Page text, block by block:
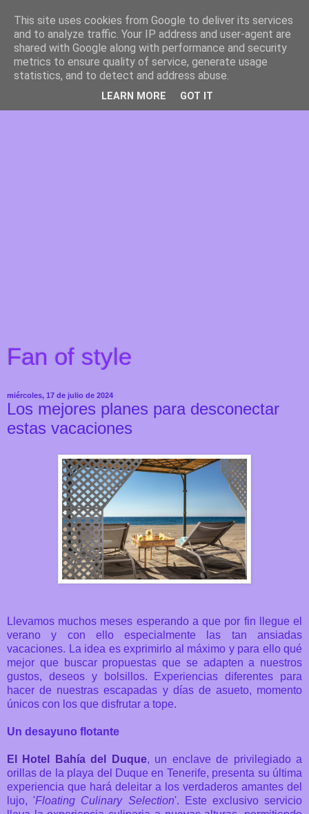
Fan of style
miércoles, 17 de julio de 2024
Los mejores planes para desconectar
estas vacaciones
Llevamos muchos meses esperando a que por fin llegue el
verano y con ello especialmente las tan ansiadas
vacaciones. La idea es exprimirlo al máximo y para ello qué
mejor que buscar propuestas que se adapten a nuestros
gustos, deseos y bolsillos. Experiencias diferentes para
hacer de nuestras escapadas y días de asueto, momento
únicos con los que disfrutar a tope.
Un desayuno flotante
El Hotel Bahía del Duque, un enclave de privilegiado a
orillas de la playa del Duque en Tenerife, presenta su última
experiencia que hará deleitar a los verdaderos amantes del
lujo, 'Floating Culinary Selection'. Este exclusivo servicio
This site uses cookies from Google to deliver its services
and to analyze traffic. Your IP address and user-agent are
shared with Google along with performance and security
metrics to ensure quality of service, generate usage
statistics, and to detect and address abuse.
LEARN MORE GOT IT